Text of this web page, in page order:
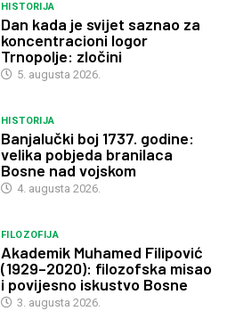
HISTORIJA
Dan kada je svijet saznao za
koncentracioni logor
Trnopolje: zločini
5. augusta 2026.
HISTORIJA
Banjalučki boj 1737. godine:
velika pobjeda branilaca
Bosne nad vojskom
4. augusta 2026.
FILOZOFIJA
Akademik Muhamed Filipović
(1929–2020): filozofska misao
i povijesno iskustvo Bosne
3. augusta 2026.